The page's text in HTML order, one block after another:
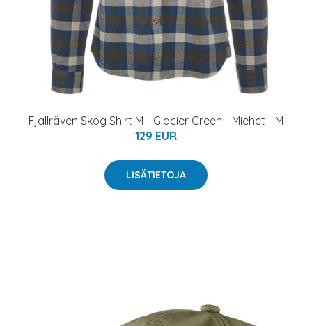
Fjällräven Skog Shirt M - Glacier Green - Miehet - M
129 EUR
LISÄTIETOJA